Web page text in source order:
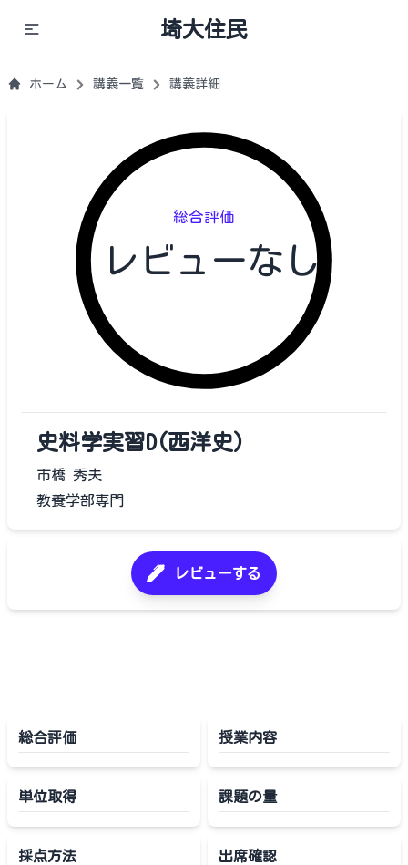
埼大住民
ホーム 講義一覧 講義詳細
総合評価
レビューなし
史料学実習D(西洋史)
市橋 秀夫
教養学部専門
レビューする
総合評価 授業内容
単位取得 課題の量
採点方法 出席確認